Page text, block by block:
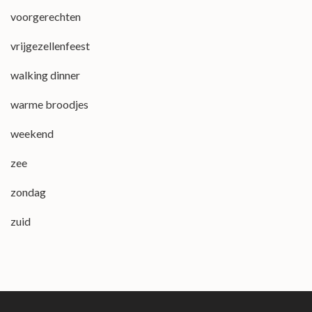
voorgerechten
vrijgezellenfeest
walking dinner
warme broodjes
weekend
zee
zondag
zuid